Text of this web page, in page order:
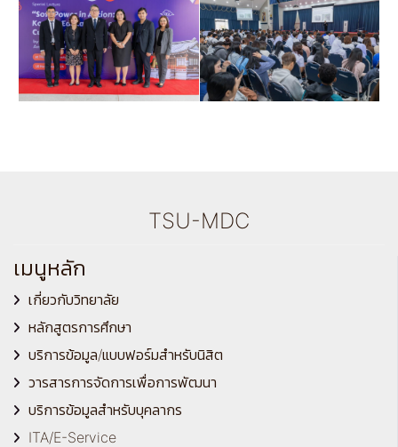
TSU-MDC
เมนูหลัก
เกี่ยวกับวิทยาลัย
หลักสูตรการศึกษา
บริการข้อมูล/แบบฟอร์มสำหรับนิสิต
วารสารการจัดการเพื่อการพัฒนา
บริการข้อมูลสำหรับบุคลากร
ITA/E-Service